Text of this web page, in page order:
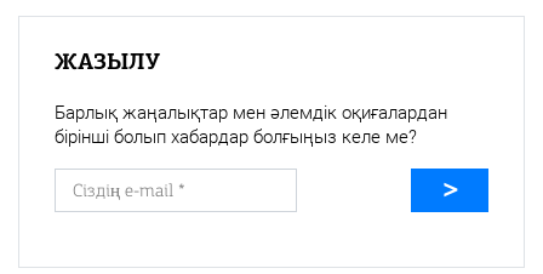
ЖАЗЫЛУ
Барлық жаңалықтар мен әлемдік оқиғалардан
бірінші болып хабардар болғыңыз келе ме?